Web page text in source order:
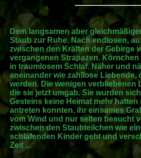
Dem langsamen aber
Staub zur Ruhe. Nach endlosen,
zwischen den Kräften der Gebirge
vergangenen Strapazen.
in traumlosem Schlaf. Näher und
aneinander wie zahllose
werden. Die wenigen verbliebenen
die sie jetzt umgab. Sie wurden
Gesteins keine Heimat mehr
antreten konnten, ihr einsames
vom Wind und nur selten besucht
zwischen den Staubteilchen wie
schlafenden Kinder geht und
Zeit ...